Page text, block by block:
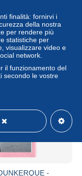
Residenziale
-
finalità: fornirvi i
della nostra
per rendere più
statistiche per
visualizzare video e
network.
il funzionamento del
secondo le vostre